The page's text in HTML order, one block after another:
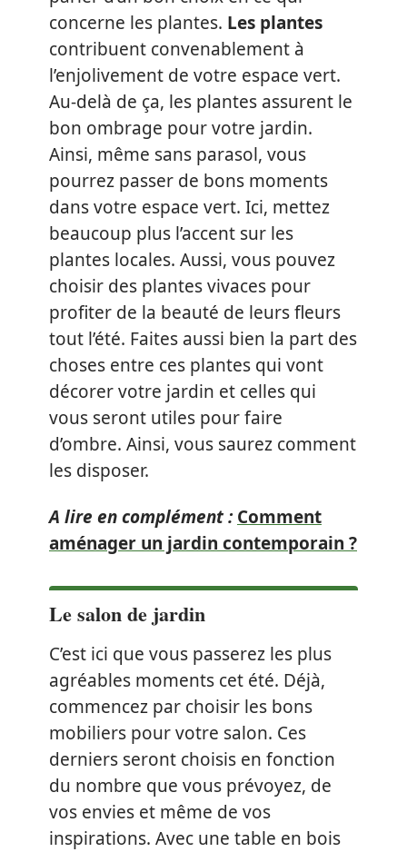
concerne les plantes. Les plantes
contribuent convenablement à
l’enjolivement de votre espace vert.
Au-delà de ça, les plantes assurent le
bon ombrage pour votre jardin.
Ainsi, même sans parasol, vous
pourrez passer de bons moments
dans votre espace vert. Ici, mettez
beaucoup plus l’accent sur les
plantes locales. Aussi, vous pouvez
choisir des plantes vivaces pour
profiter de la beauté de leurs fleurs
tout l’été. Faites aussi bien la part des
choses entre ces plantes qui vont
décorer votre jardin et celles qui
vous seront utiles pour faire
d’ombre. Ainsi, vous saurez comment
les disposer.
A lire en complément : Comment
aménager un jardin contemporain ?
Le salon de jardin
C’est ici que vous passerez les plus
agréables moments cet été. Déjà,
commencez par choisir les bons
mobiliers pour votre salon. Ces
derniers seront choisis en fonction
du nombre que vous prévoyez, de
vos envies et même de vos
inspirations. Avec une table en bois